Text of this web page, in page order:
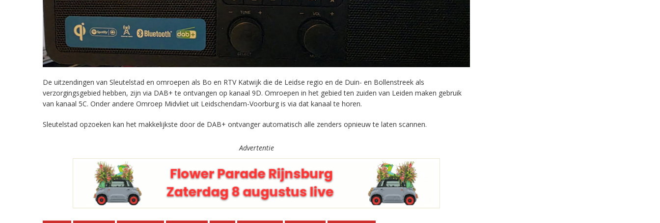
De uitzendingen van Sleutelstad en omroepen als Bo en RTV Katwijk die de Leidse regio en de Duin- en Bollenstreek als
verzorgingsgebied hebben, zijn via DAB+ te ontvangen op kanaal 9D. Omroepen in het gebied ten zuiden van Leiden maken gebruik
van kanaal 5C. Onder andere Omroep Midvliet uit Leidschendam-Voorburg is via dat kanaal te horen.
Sleutelstad opzoeken kan het makkelijkste door de DAB+ ontvanger automatisch alle zenders opnieuw te laten scannen.
Advertentie